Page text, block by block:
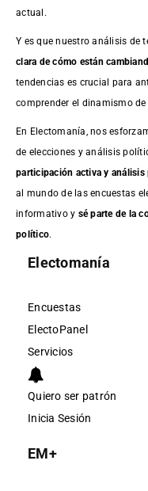
actual.
Y es que nuestro análisis de
clara de cómo están
tendencias es crucial para
comprender el dinamismo
En Electomanía, nos
de elecciones y análisis
participación activa y
al mundo de las encuestas
informativo y sé parte de la
político.
Electomanía
Encuestas
ElectoPanel
Servicios
Quiero ser patrón
Inicia Sesión
EM+